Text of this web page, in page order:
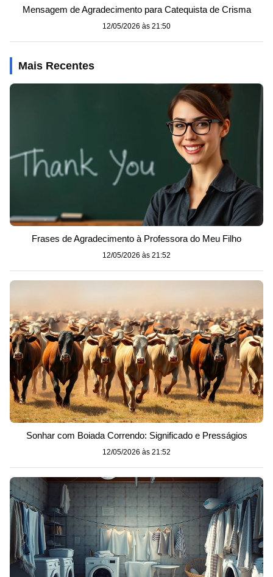
Mensagem de Agradecimento para Catequista de Crisma
12/05/2026 às 21:50
Mais Recentes
Frases de Agradecimento à Professora do Meu Filho
12/05/2026 às 21:52
Sonhar com Boiada Correndo: Significado e Presságios
12/05/2026 às 21:52